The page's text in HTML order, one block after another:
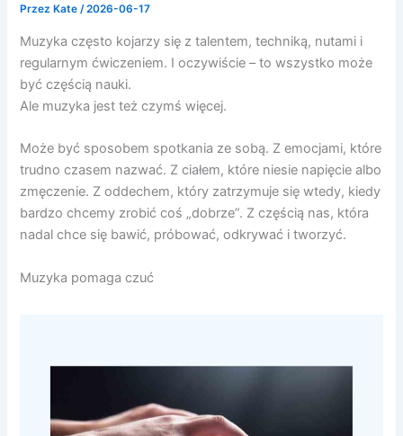
Przez Kate/2026-06-17
Muzyka często kojarzy się z talentem, techniką, nutami i
regularnym ćwiczeniem. I oczywiście – to wszystko może
być częścią nauki.
Ale muzyka jest też czymś więcej.
Może być sposobem spotkania ze sobą. Z emocjami, które
trudno czasem nazwać. Z ciałem, które niesie napięcie albo
zmęczenie. Z oddechem, który zatrzymuje się wtedy, kiedy
bardzo chcemy zrobić coś „dobrze”. Z częścią nas, która
nadal chce się bawić, próbować, odkrywać i tworzyć.
Muzyka pomaga czuć